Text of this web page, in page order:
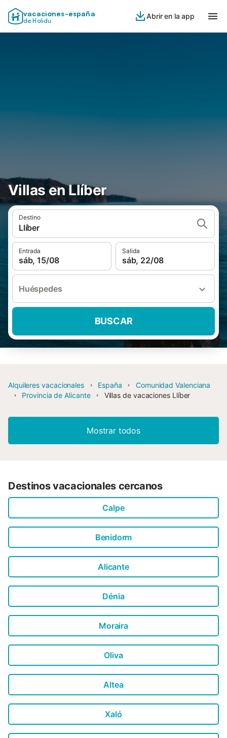
vacaciones-españa
de Holidu
Abrir en la app
Villas en Llíber
Destino
Llíber
Entrada
sáb, 15/08
Salida
sáb, 22/08
Huéspedes
BUSCAR
Alquileres vacacionales España
Comunidad Valenciana
Provincia de Alicante
Villas de vacaciones Llíber
Mostrar todos
Destinos vacacionales cercanos
Calpe
Benidorm
Alicante
Dénia
Moraira
Oliva
Altea
Xaló